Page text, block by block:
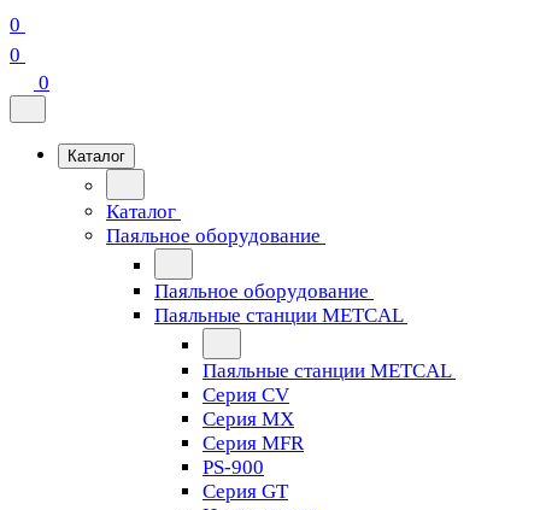
0
0
0
Каталог
Каталог
Паяльное оборудование
Паяльное оборудование
Паяльные станции METCAL
Паяльные станции METCAL
Серия CV
Серия MX
Серия MFR
PS-900
Серия GT